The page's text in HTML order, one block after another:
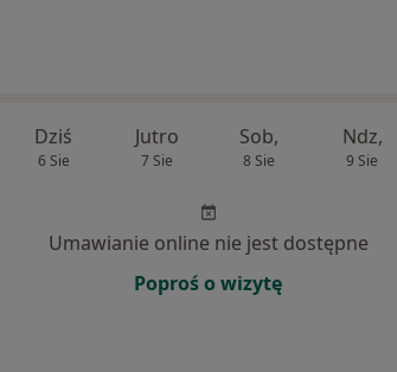
Dziś
6 Sie
Jutro
7 Sie
Sob,
8 Sie
Ndz,
9 Sie
Umawianie online nie jest dostępne
Poproś o wizytę